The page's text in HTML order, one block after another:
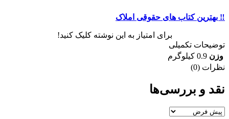
‼️ بهترین کتاب های حقوقی املاک
برای امتیاز به این نوشته کلیک کنید!
توضیحات تکمیلی
وزن 0.9 کیلوگرم
نظرات (0)
نقد و بررسی‌ها